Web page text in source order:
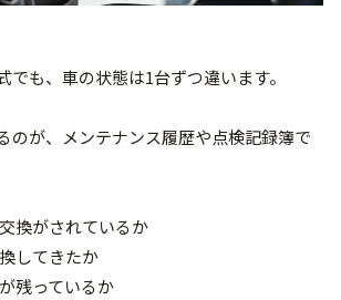
でも、車の状態は1台ずつ違います。
のが、メンテナンス履歴や点検記録簿で
換がされているか
してきたか
残っているか